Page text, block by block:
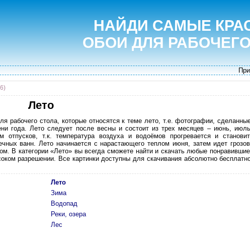
НАЙДИ САМЫЕ
ОБОИ ДЛЯ
Лето
рабочего стола, которые относятся к теме лето, т.е. фотографии,
года. Лето следует после весны и состоит из трех месяцев – июнь,
т.к. температура воздуха и водоёмов прогревается и
ванн. Лето начинается с нарастающего теплом июня, затем идет
В категории «Лето» вы всегда сможете найти и скачать любые
разрешении. Все картинки доступны для скачивания абсолютно
Лето
Зима
Водопад
Реки, озера
Лес